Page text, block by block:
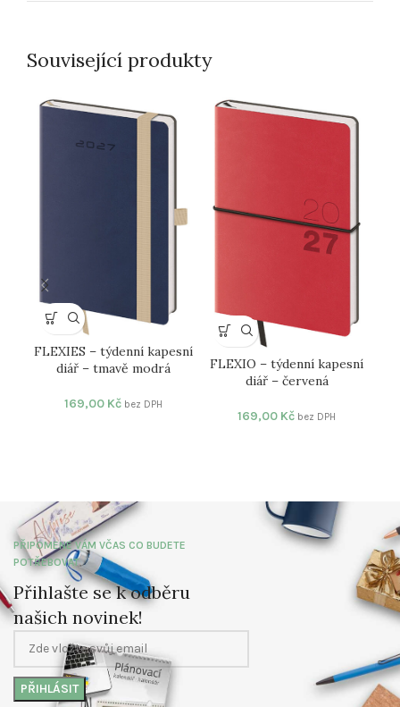
Související produkty
FLEXIES – týdenní kapesní
diář – tmavě modrá
169,00 Kč bez DPH
FLEXIO – týdenní kapesní
diář – červená
169,00 Kč bez DPH
PŘIPOMENE VÁM VČAS CO BUDETE
POTŘEBOVAT
Přihlašte se k odběru
našich novinek!